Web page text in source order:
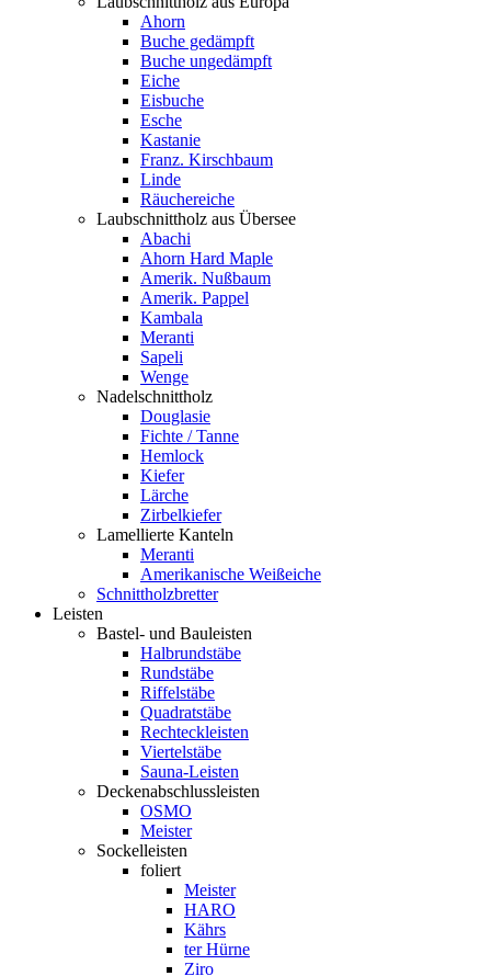
Ahorn
Buche gedämpft
Buche ungedämpft
Eiche
Eisbuche
Esche
Kastanie
Franz. Kirschbaum
Linde
Räuchereiche
Laubschnittholz aus Übersee
Abachi
Ahorn Hard Maple
Amerik. Nußbaum
Amerik. Pappel
Kambala
Meranti
Sapeli
Wenge
Nadelschnittholz
Douglasie
Fichte / Tanne
Hemlock
Kiefer
Lärche
Zirbelkiefer
Lamellierte Kanteln
Meranti
Amerikanische Weißeiche
Schnittholzbretter
Leisten
Bastel- und Bauleisten
Halbrundstäbe
Rundstäbe
Riffelstäbe
Quadratstäbe
Rechteckleisten
Viertelstäbe
Sauna-Leisten
Deckenabschlussleisten
OSMO
Meister
Sockelleisten
foliert
Meister
HARO
Kährs
ter Hürne
Ziro